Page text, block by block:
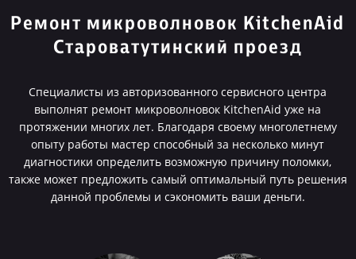
Ремонт микроволновок KitchenAid
Староватутинский проезд
Специалисты из авторизованного сервисного центра
выполнят ремонт микроволновок KitchenAid уже на
протяжении многих лет. Благодаря своему многолетнему
опыту работы мастер способный за несколько минут
диагностики определить возможную причину поломки,
также может предложить самый оптимальный путь решения
данной проблемы и сэкономить ваши деньги.